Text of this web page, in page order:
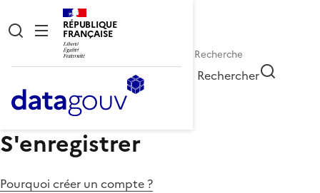
RÉPUBLIQUE
FRANÇAISE
Rechercher
S'enregistrer
Pourquoi créer un compte ?